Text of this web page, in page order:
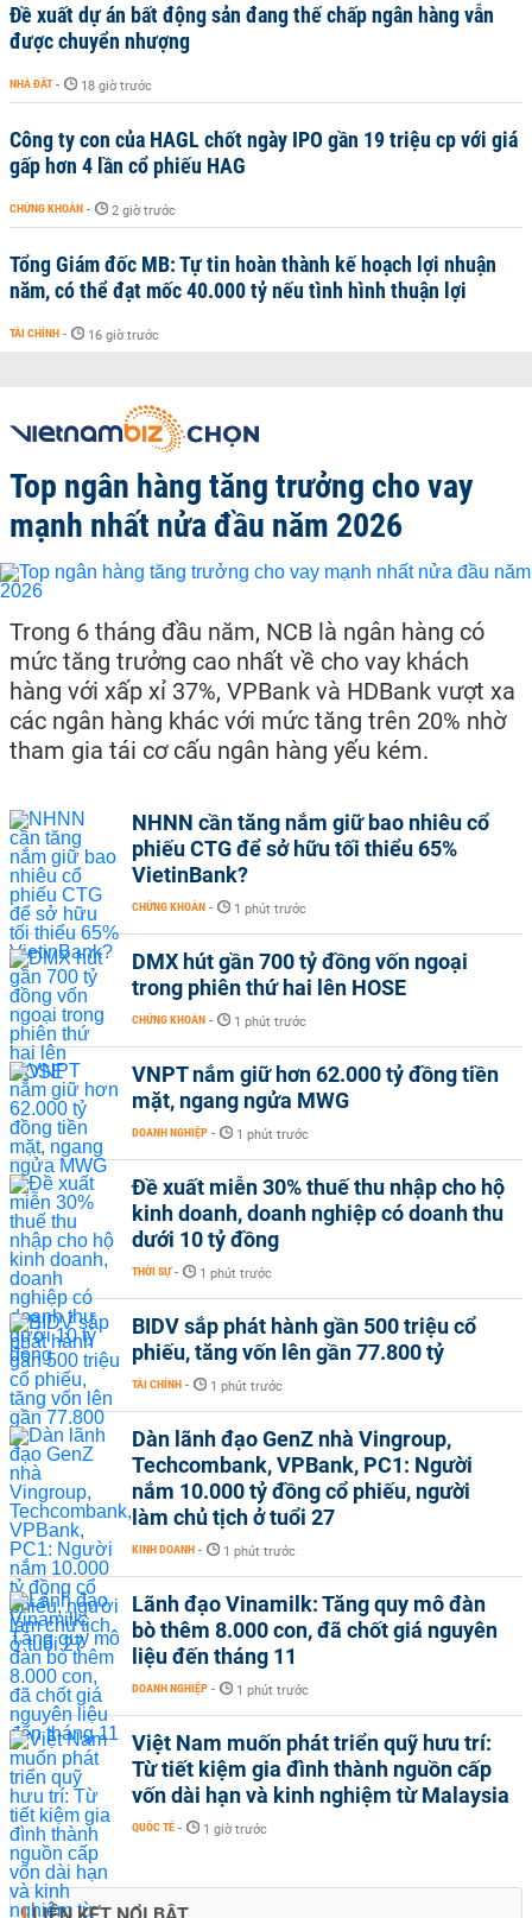
Đề xuất dự án bất động sản đang thế chấp ngân hàng vẫn
được chuyển nhượng
NHÀ ĐẤT - 18 giờ trước
Công ty con của HAGL chốt ngày IPO gần 19 triệu cp với giá
gấp hơn 4 lần cổ phiếu HAG
CHỨNG KHOÁN - 2 giờ trước
Tổng Giám đốc MB: Tự tin hoàn thành kế hoạch lợi nhuận
năm, có thể đạt mốc 40.000 tỷ nếu tình hình thuận lợi
TÀI CHÍNH - 16 giờ trước
Top ngân hàng tăng trưởng cho vay
mạnh nhất nửa đầu năm 2026
Trong 6 tháng đầu năm, NCB là ngân hàng có
mức tăng trưởng cao nhất về cho vay khách
hàng với xấp xỉ 37%, VPBank và HDBank vượt xa
các ngân hàng khác với mức tăng trên 20% nhờ
tham gia tái cơ cấu ngân hàng yếu kém.
NHNN cần tăng nắm giữ bao nhiêu cổ
phiếu CTG để sở hữu tối thiểu 65%
VietinBank?
CHỨNG KHOÁN - 1 phút trước
DMX hút gần 700 tỷ đồng vốn ngoại
trong phiên thứ hai lên HOSE
CHỨNG KHOÁN - 1 phút trước
VNPT nắm giữ hơn 62.000 tỷ đồng tiền
mặt, ngang ngửa MWG
DOANH NGHIỆP - 1 phút trước
Đề xuất miễn 30% thuế thu nhập cho hộ
kinh doanh, doanh nghiệp có doanh thu
dưới 10 tỷ đồng
THỜI SỰ - 1 phút trước
BIDV sắp phát hành gần 500 triệu cổ
phiếu, tăng vốn lên gần 77.800 tỷ
TÀI CHÍNH - 1 phút trước
Dàn lãnh đạo GenZ nhà Vingroup,
Techcombank, VPBank, PC1: Người
nắm 10.000 tỷ đồng cổ phiếu, người
làm chủ tịch ở tuổi 27
KINH DOANH - 1 phút trước
Lãnh đạo Vinamilk: Tăng quy mô đàn
bò thêm 8.000 con, đã chốt giá nguyên
liệu đến tháng 11
DOANH NGHIỆP - 1 phút trước
Việt Nam muốn phát triển quỹ hưu trí:
Từ tiết kiệm gia đình thành nguồn cấp
vốn dài hạn và kinh nghiệm từ Malaysia
QUỐC TẾ - 1 giờ trước